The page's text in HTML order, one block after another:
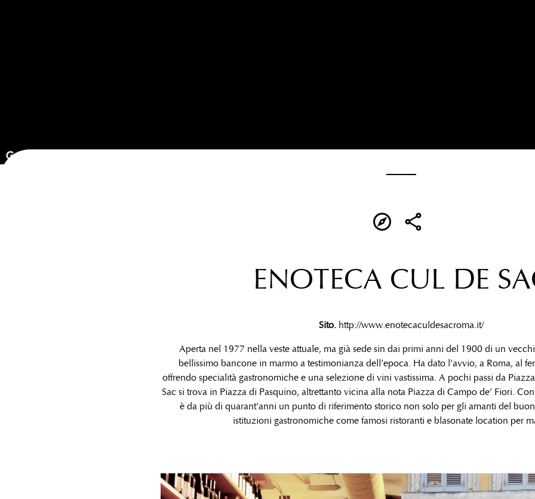
ENOTECA CUL DE
Sito. http://www.enotecaculdesacroma.it/
Aperta nel 1977 nella veste attuale, ma già sede sin dai primi anni del 1900 di un
bellissimo bancone in marmo a testimonianza dell’epoca. Ha dato l’avvio, a Roma, al
offrendo specialità gastronomiche e una selezione di vini vastissima. A pochi passi da
Sac si trova in Piazza di Pasquino, altrettanto vicina alla nota Piazza di Campo de’ Fiori.
è da più di quarant’anni un punto di riferimento storico non solo per gli amanti del
istituzioni gastronomiche come famosi ristoranti e blasonate location per